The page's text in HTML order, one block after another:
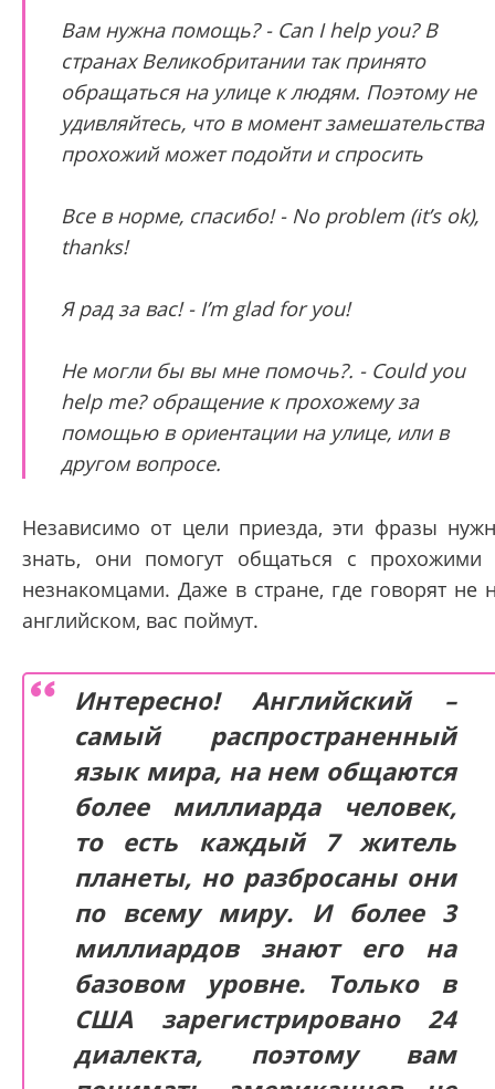
Вам нужна помощь? - Can I help you? В
странах Великобритании так принято
обращаться на улице к людям. Поэтому не
удивляйтесь, что в момент замешательства
прохожий может подойти и спросить
Все в норме, спасибо! - No problem (it’s ok),
thanks!
Я рад за вас! - I’m glad for you!
Не могли бы вы мне помочь?. - Could you
help me? обращение к прохожему за
помощью в ориентации на улице, или в
другом вопросе.
Независимо от цели приезда, эти фразы
знать, они помогут общаться с прохожими
незнакомцами. Даже в стране, где говорят не
английском, вас поймут.
Интересно! Английский –
самый распространенный
язык мира, на нем общаются
более миллиарда человек,
то есть каждый 7 житель
планеты, но разбросаны они
по всему миру. И более 3
миллиардов знают его на
базовом уровне. Только в
США зарегистрировано 24
диалекта, поэтому вам